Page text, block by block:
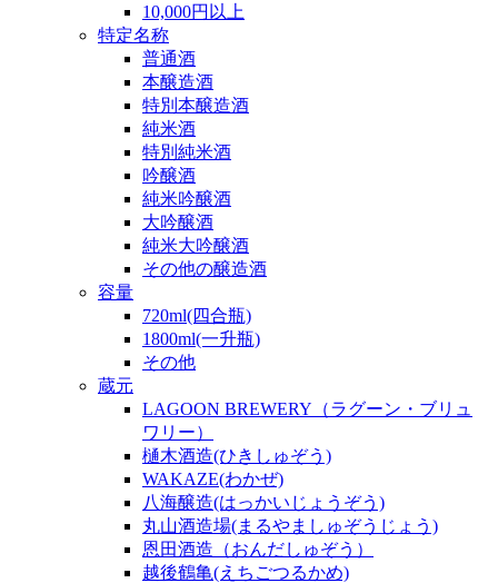
10,000円以上
特定名称
普通酒
本醸造酒
特別本醸造酒
純米酒
特別純米酒
吟醸酒
純米吟醸酒
大吟醸酒
純米大吟醸酒
その他の醸造酒
容量
720ml(四合瓶)
1800ml(一升瓶)
その他
蔵元
LAGOON BREWERY（ラグーン・ブリュ
ワリー）
樋木酒造(ひきしゅぞう)
WAKAZE(わかぜ)
八海醸造(はっかいじょうぞう)
丸山酒造場(まるやましゅぞうじょう)
恩田酒造（おんだしゅぞう）
越後鶴亀(えちごつるかめ)